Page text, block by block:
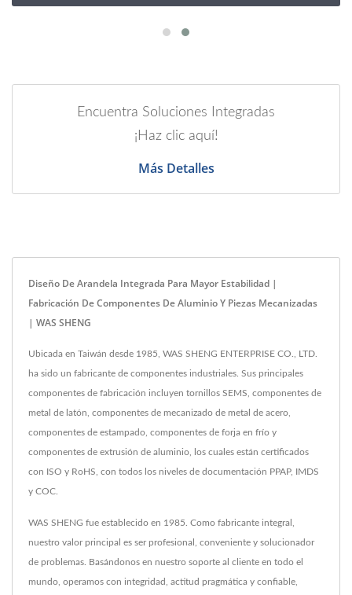
Encuentra Soluciones Integradas
¡Haz clic aquí!
Más Detalles
Diseño De Arandela Integrada Para Mayor Estabilidad |
Fabricación De Componentes De Aluminio Y Piezas Mecanizadas
| WAS SHENG
Ubicada en Taiwán desde 1985, WAS SHENG ENTERPRISE CO., LTD.
ha sido un fabricante de componentes industriales. Sus principales
componentes de fabricación incluyen tornillos SEMS, componentes de
metal de latón, componentes de mecanizado de metal de acero,
componentes de estampado, componentes de forja en frío y
componentes de extrusión de aluminio, los cuales están certificados
con ISO y RoHS, con todos los niveles de documentación PPAP, IMDS
y COC.
WAS SHENG fue establecido en 1985. Como fabricante integral,
nuestro valor principal es ser profesional, conveniente y solucionador
de problemas. Basándonos en nuestro soporte al cliente en todo el
mundo, operamos con integridad, actitud pragmática y confiable,